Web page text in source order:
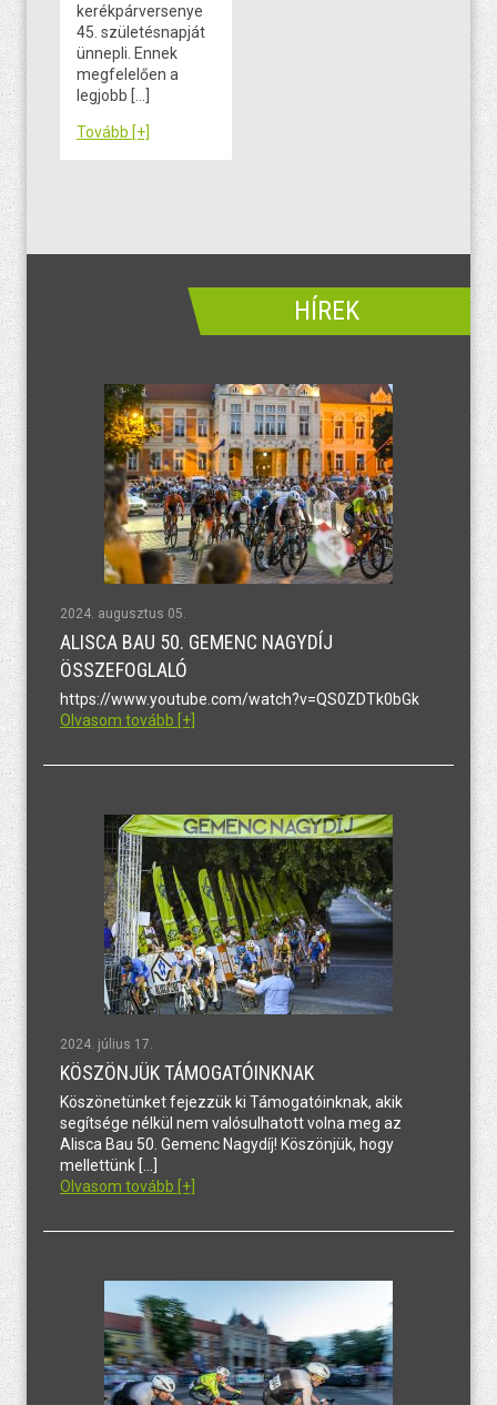
kerékpárversenye
45. születésnapját
ünnepli. Ennek
megfelelően a
legjobb […]
Tovább [+]
HÍREK
2024. augusztus 05.
ALISCA BAU 50. GEMENC NAGYDÍJ
ÖSSZEFOGLALÓ
https://www.youtube.com/watch?v=QS0ZDTk0bGk
Olvasom tovább [+]
2024. július 17.
KÖSZÖNJÜK TÁMOGATÓINKNAK
Köszönetünket fejezzük ki Támogatóinknak, akik
segítsége nélkül nem valósulhatott volna meg az
Alisca Bau 50. Gemenc Nagydíj! Köszönjük, hogy
mellettünk […]
Olvasom tovább [+]